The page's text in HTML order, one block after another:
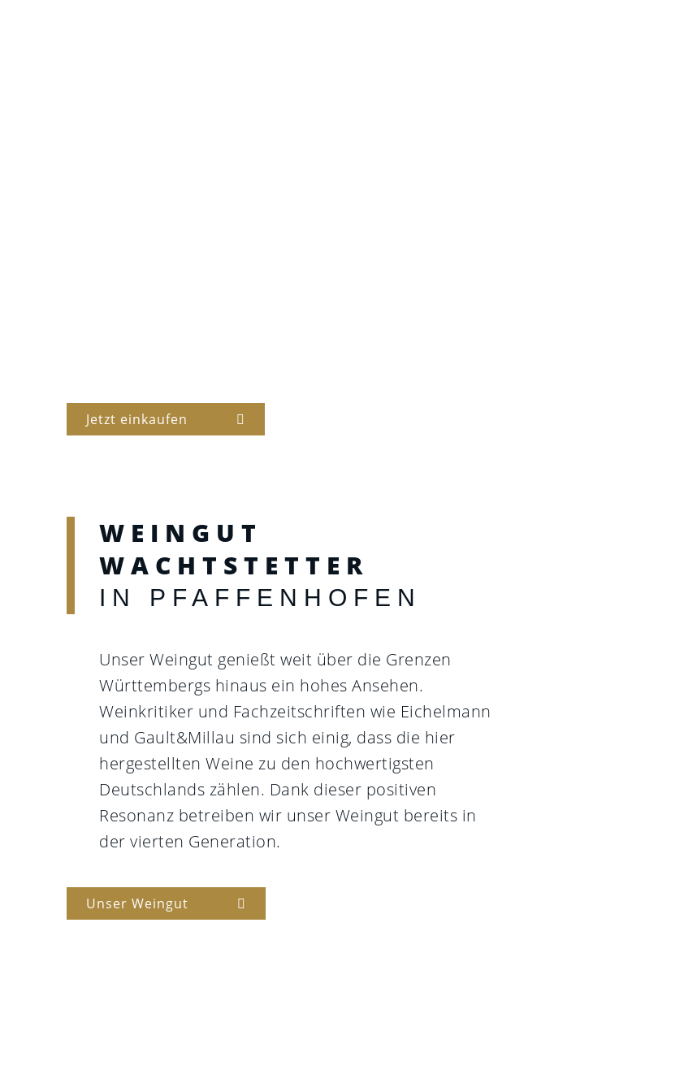
Jetzt einkaufen
WEINGUT
WACHTSTETTER
IN PFAFFENHOFEN
Unser Weingut genießt weit über die Grenzen
Württembergs hinaus ein hohes Ansehen.
Weinkritiker und Fachzeitschriften wie Eichelmann
und Gault&Millau sind sich einig, dass die hier
hergestellten Weine zu den hochwertigsten
Deutschlands zählen. Dank dieser positiven
Resonanz betreiben wir unser Weingut bereits in
der vierten Generation.
Unser Weingut